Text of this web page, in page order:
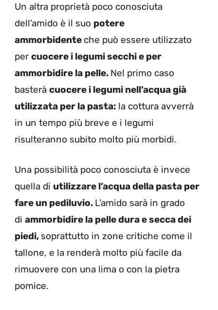
Un altra proprietà poco conosciuta
dell’amido è il suo potere
ammorbidente che può essere utilizzato
per cuocere i legumi secchi e per
ammorbidire la pelle. Nel primo caso
basterà cuocere i legumi nell’acqua già
utilizzata per la pasta: la cottura avverrà
in un tempo più breve e i legumi
risulteranno subito molto più morbidi.
Una possibilità poco conosciuta è invece
quella di utilizzare l’acqua della pasta per
fare un pediluvio. L’amido sarà in grado
di ammorbidire la pelle dura e secca dei
piedi, soprattutto in zone critiche come il
tallone, e la renderà molto più facile da
rimuovere con una lima o con la pietra
pomice.